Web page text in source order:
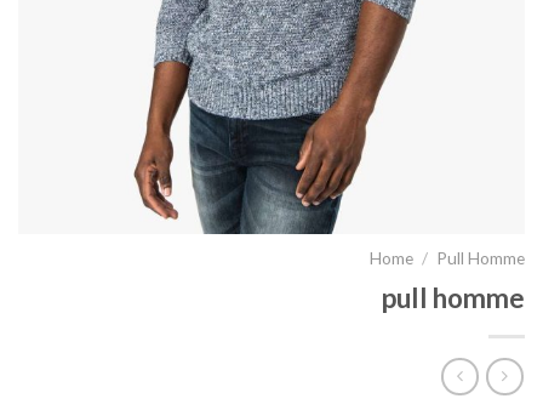
Home / Pull Homme
pull homme